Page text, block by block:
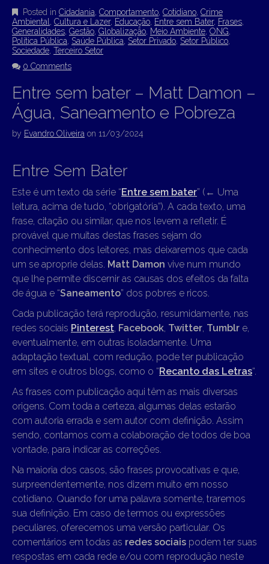
Posted in Cidadania Comportamento Cotidiano Crime
Ambiental
Cultura e Lazer, Educação Entre sem Bater, Frases
Generalidades Gestão Globalização Meio Ambiente ONG
Política Pública Saúde Pública Setor Privado Setor Público
Sociedade Terceiro Setor
0 Comments
Entre sem bater – Matt Damon –
Água, Saneamento e Pobreza
by Evandro Oliveira on 11/03/2024
Entre Sem Bater
Este é um texto da série “Entre sem bater” ( ← Uma
leitura, acima de tudo, “obrigatória”). A cada texto, uma
frase, citação ou similar, que nos levem a refletir. É
provável que muitas destas frases sejam do
conhecimento dos leitores, mas deixaremos que cada
um se aproprie delas. Matt Damon vive num mundo
que lhe permite discernir as causas dos efeitos da falta
de água e “Saneamento” dos pobres e ricos.
Cada publicação terá reprodução, resumidamente, nas
redes sociais Pinterest, Facebook, Twitter, Tumblr e,
eventualmente, em outras isoladamente. Uma
adaptação textual, com redução, pode ter publicação
em sites e outros blogs, como o “Recanto das Letras“.
As frases com publicação aqui têm as mais diversas
origens. Com toda a certeza, algumas delas estarão
com autoria errada e sem autor com definição. Assim
sendo, contamos com a colaboração de todos de boa
vontade, para indicar as correções.
Na maioria dos casos, são frases provocativas e que,
surpreendentemente, nos dizem muito em nosso
cotidiano. Quando for uma palavra somente, traremos
sua definição. Em caso de termos ou expressões
peculiares, oferecemos uma versão particular. Os
comentários em todas as redes sociais podem ter suas
respostas em cada rede e/ou com reprodução neste